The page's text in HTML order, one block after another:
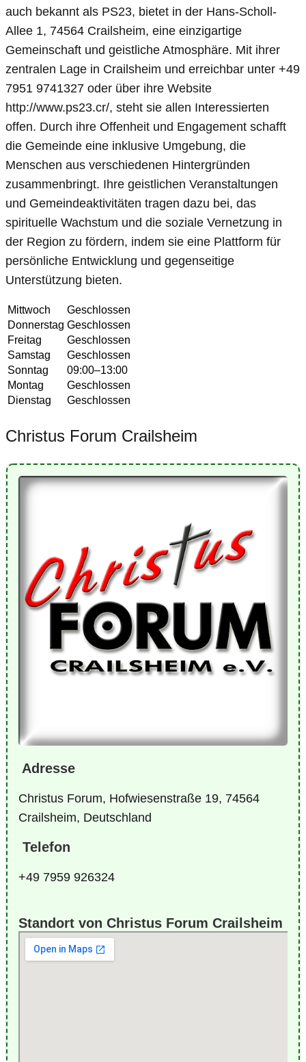
auch bekannt als PS23, bietet in der Hans-Scholl-
Allee 1, 74564 Crailsheim, eine einzigartige
Gemeinschaft und geistliche Atmosphäre. Mit ihrer
zentralen Lage in Crailsheim und erreichbar unter +49
7951 9741327 oder über ihre Website
http://www.ps23.cr/, steht sie allen Interessierten
offen. Durch ihre Offenheit und Engagement schafft
die Gemeinde eine inklusive Umgebung, die
Menschen aus verschiedenen Hintergründen
zusammenbringt. Ihre geistlichen Veranstaltungen
und Gemeindeaktivitäten tragen dazu bei, das
spirituelle Wachstum und die soziale Vernetzung in
der Region zu fördern, indem sie eine Plattform für
persönliche Entwicklung und gegenseitige
Unterstützung bieten.
Mittwoch
Geschlossen
Donnerstag Geschlossen
Freitag
Geschlossen
Samstag
Geschlossen
Sonntag
09:00–13:00
Montag
Geschlossen
Dienstag
Geschlossen
Christus Forum Crailsheim
Adresse
Christus Forum, Hofwiesenstraße 19, 74564
Crailsheim, Deutschland
Telefon
+49 7959 926324
Standort von Christus Forum Crailsheim